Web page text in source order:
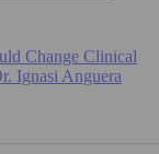
Change Clinical
Ignasi Anguera